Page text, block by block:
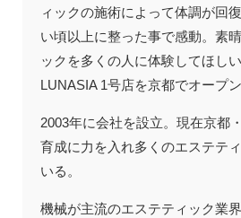
ィックの施術によって体調が回
い頃以上に整った事で感動。素
ックを多くの人に体験してほし
LUNASIA 1号店を京都でオープン
2003年に会社を設立。現在京都
育成に力を入れ多くのエステテ
いる。
機械が主流のエステティック業